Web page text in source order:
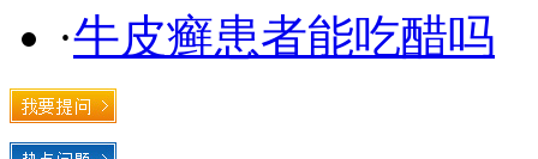
·牛皮癣患者能吃醋吗